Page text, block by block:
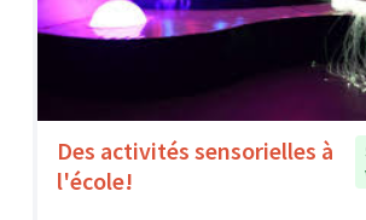
Des activités sensorielles à
l'école!